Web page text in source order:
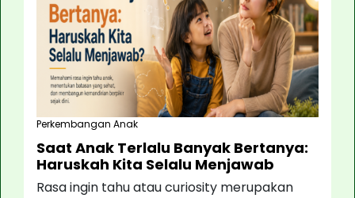
Perkembangan Anak
Saat Anak Terlalu Banyak Bertanya:
Haruskah Kita Selalu Menjawab
Rasa ingin tahu atau curiosity merupakan